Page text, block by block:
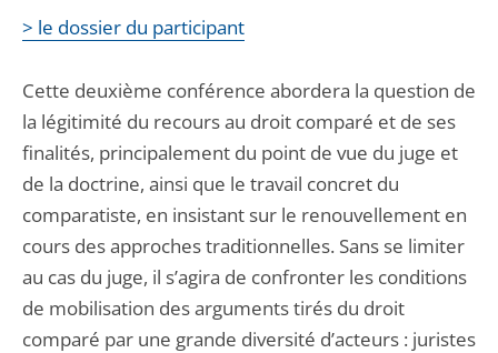
> le dossier du participant
Cette deuxième conférence abordera la question de
la légitimité du recours au droit comparé et de ses
finalités, principalement du point de vue du juge et
de la doctrine, ainsi que le travail concret du
comparatiste, en insistant sur le renouvellement en
cours des approches traditionnelles. Sans se limiter
au cas du juge, il s’agira de confronter les conditions
de mobilisation des arguments tirés du droit
comparé par une grande diversité d’acteurs : juristes